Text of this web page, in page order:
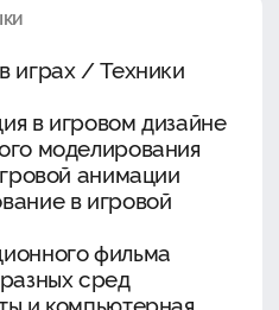
играх / Техники
в игровом дизайне
моделирования
анимации
в игровой
фильма
сред